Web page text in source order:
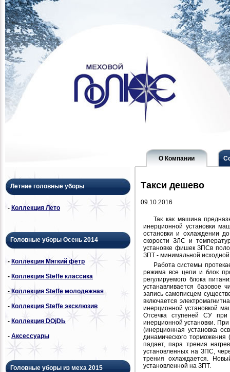
О Компании
Летние головные уборы
- Коллекция Лето
Головные уборы Осень 2014
- Коллекция Мягкий фетр
- Коллекция Steffe классика
-Коллекция Steffe молодежная
- Коллекция Steffe эксклюзив
- Коллекция DОjDЬ
- Аксессуары
Головные уборы из меха 2015
Такси дешево
09.10.2016
Так как машина
инерционной установки
остановки и охлаждении
скорости ЗЛС и
установке фишек ЗПСв
ЗПТ - минимальной
Работа системы
режима все цепи и блок
регулируемого блока
устанавливается базовое
запись самописцем
включается
инерционной установкой
Отсечка ступеней СУ при
инерционной установки.
(инерционная установка
динамического торможения
падает, пара трения
установленных на ЗПС,
трения охлаждается.
установленной на ЗПТ.